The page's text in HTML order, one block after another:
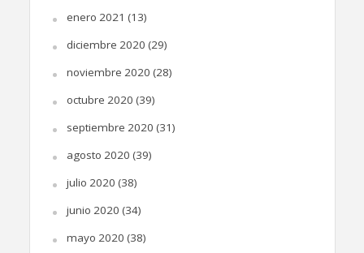
enero 2021 (13)
diciembre 2020 (29)
noviembre 2020 (28)
octubre 2020 (39)
septiembre 2020 (31)
agosto 2020 (39)
julio 2020 (38)
junio 2020 (34)
mayo 2020 (38)